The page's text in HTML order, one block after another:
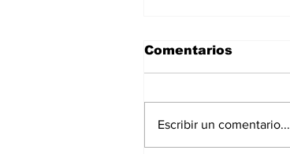
Comentarios
Escribir un comentario...